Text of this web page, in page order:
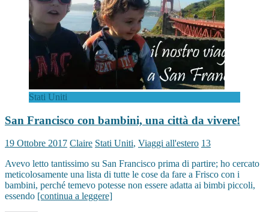
Stati Uniti
San Francisco con bambini, una città da vivere!
19 Ottobre 2017 Claire Stati Uniti, Viaggi all'estero 13
Avevo letto tantissimo su San Francisco prima di partire; ho cercato
meticolosamente una lista di tutte le cose da fare a Frisco con i
bambini, perché temevo potesse non essere adatta ai bimbi piccoli,
essendo [continua a leggere]